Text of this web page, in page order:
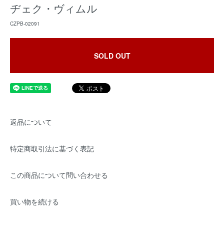
ヂェク・ヴィムル
CZPB-02091
SOLD OUT
返品について
特定商取引法に基づく表記
この商品について問い合わせる
買い物を続ける